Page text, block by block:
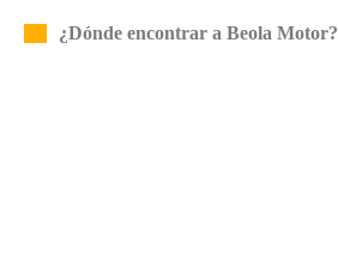
¿Dónde encontrar a Beola Motor?